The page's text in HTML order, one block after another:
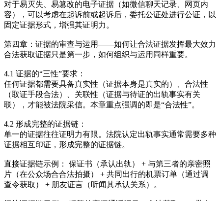
对于易灭失、易篡改的电子证据（如微信聊天记录、网页内
容），可以考虑在起诉前或起诉后，委托公证处进行公证，以
固定证据形式，增强其证明力。
第四章：证据的审查与运用——如何让合法证据发挥最大效力
合法获取证据只是第一步，如何组织与运用同样重要。
4.1 证据的“三性”要求：
任何证据都需要具备真实性（证据本身是真实的）、合法性
（取证手段合法）、关联性（证据与待证的出轨事实有关
联），才能被法院采信。本章重点强调的即是“合法性”。
4.2 形成完整的证据链：
单一的证据往往证明力有限。法院认定出轨事实通常需要多种
证据相互印证，形成完整的证据链。
直接证据链示例： 保证书（承认出轨） + 与第三者的亲密照
片（在公众场合合法拍摄） + 共同出行的机票订单（通过调
查令获取） + 朋友证言（听闻其承认关系）。